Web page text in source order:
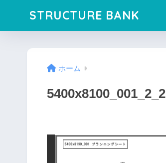
STRUCTURE BANK
ホーム
5400x8100_001_2_2